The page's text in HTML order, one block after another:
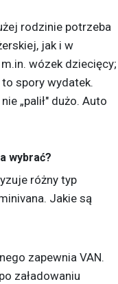
rodzinie potrzeba
jak i w
wózek dziecięcy;
spory wydatek.
„palił" dużo. Auto
wybrać?
różny typ
Jakie są
zapewnia VAN.
załadowaniu